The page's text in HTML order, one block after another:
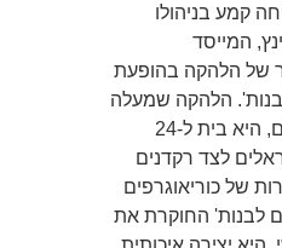
קמע בניהולו
המייסד
של הלהקה בהופעת
הלהקה שמעלה
מופעים בארץ ובעולם, היא בית ל-24
לצד רקדנים
של כוריאוגרפים
לבנות' החוקרת את